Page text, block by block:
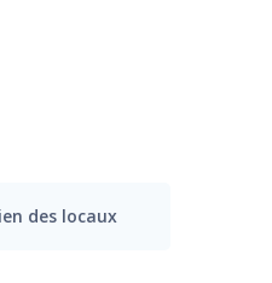
des locaux